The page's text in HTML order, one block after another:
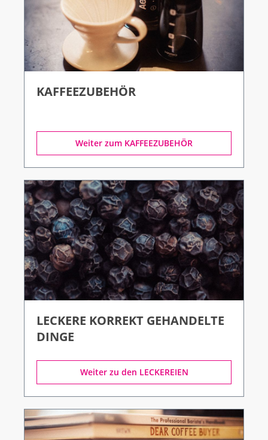
KAFFEEZUBEHÖR
Weiter zum KAFFEEZUBEHÖR
LECKERE KORREKT GEHANDELTE
DINGE
Weiter zu den LECKEREIEN